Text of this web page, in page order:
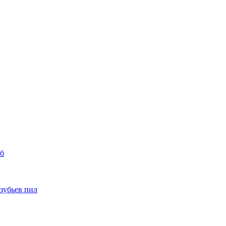
пил